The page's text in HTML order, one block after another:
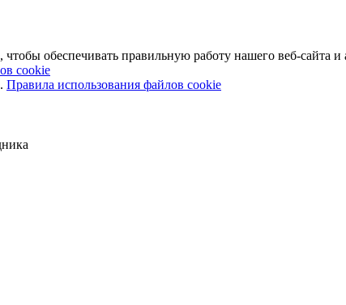
обеспечивать правильную работу нашего веб-сайта и
cookie
Правила использования файлов cookie